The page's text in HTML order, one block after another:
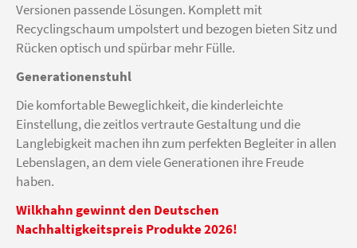
Versionen passende Lösungen. Komplett mit
Recyclingschaum umpolstert und bezogen bieten Sitz und
Rücken optisch und spürbar mehr Fülle.
Generationenstuhl
Die komfortable Beweglichkeit, die kinderleichte
Einstellung, die zeitlos vertraute Gestaltung und die
Langlebigkeit machen ihn zum perfekten Begleiter in allen
Lebenslagen, an dem viele Generationen ihre Freude
haben.
Wilkhahn gewinnt den Deutschen
Nachhaltigkeitspreis Produkte 2026!